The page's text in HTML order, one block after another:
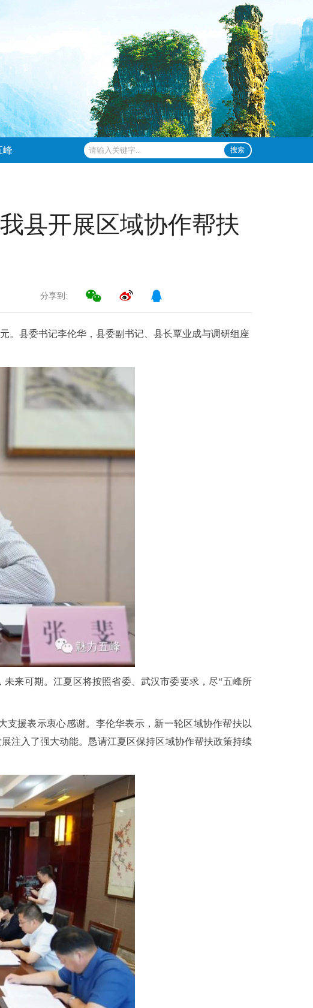
峰 搜索
县开展区域协作帮扶
分享到:
。县委书记李伦华，县委副书记、县长覃业成与调研组座
来可期。江夏区将按照省委、武汉市委要求，尽“五峰所
援表示衷心感谢。李伦华表示，新一轮区域协作帮扶以
注入了强大动能。恳请江夏区保持区域协作帮扶政策持续